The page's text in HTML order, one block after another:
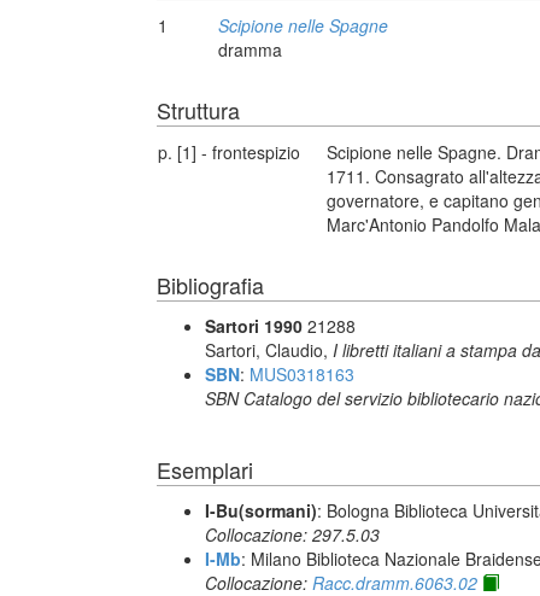
1
Scipione nelle Spagne
dramma
Struttura
p. [1] - frontespizio
Scipione nelle Spagne.
1711. Consagrato
governatore, e capitano
Marc'Antonio Pandolfo
Bibliografia
Sartori 1990 21288
Sartori, Claudio, I libretti italiani a stampa
SBN: MUS0318163
SBN Catalogo del servizio bibliotecario
Esemplari
I-Bu(sormani): Bologna Biblioteca
Collocazione: 297.5.03
I-Mb: Milano Biblioteca Nazionale
Collocazione: Racc.dramm.6063.02